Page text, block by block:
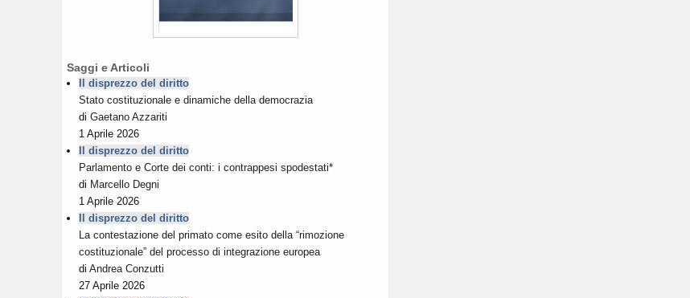
Saggi e Articoli
Il disprezzo del diritto
Stato costituzionale e dinamiche della democrazia
di Gaetano Azzariti
1 Aprile 2026
Il disprezzo del diritto
Parlamento e Corte dei conti: i contrappesi spodestati*
di Marcello Degni
1 Aprile 2026
Il disprezzo del diritto
La contestazione del primato come esito della “rimozione
costituzionale” del processo di integrazione europea
di Andrea Conzutti
27 Aprile 2026